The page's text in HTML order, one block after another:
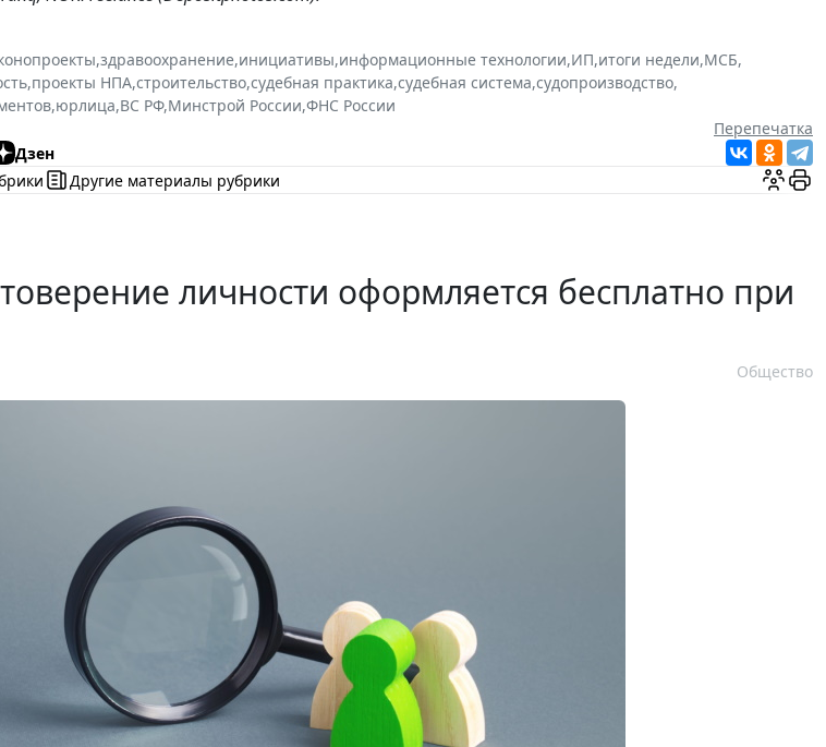
,здравоохранение,инициативы,информационные технологии,ИП,итоги недели,МСБ,
,проекты НПА,строительство,судебная практика,судебная система,судопроизводство,
,юрлица,ВС РФ,Минстрой России,ФНС России
Перепечатка
Дзен
Другие материалы рубрики
личности оформляется бесплатно при
Общество